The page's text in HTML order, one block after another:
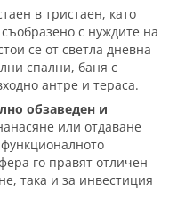
в тристаен, като
с нуждите на
се от светла дневна
спални, баня с
антре и тераса.
обзаведен и
или отдаване
го правят отличен
така и за инвестиция